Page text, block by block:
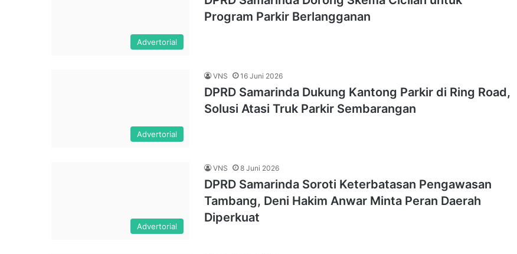
Advertorial
Program Parkir Berlangganan
Advertorial
VNS 16 Juni 2026
DPRD Samarinda Dukung Kantong Parkir di Ring Road,
Solusi Atasi Truk Parkir Sembarangan
Advertorial
VNS 8 Juni 2026
DPRD Samarinda Soroti Keterbatasan Pengawasan
Tambang, Deni Hakim Anwar Minta Peran Daerah
Diperkuat